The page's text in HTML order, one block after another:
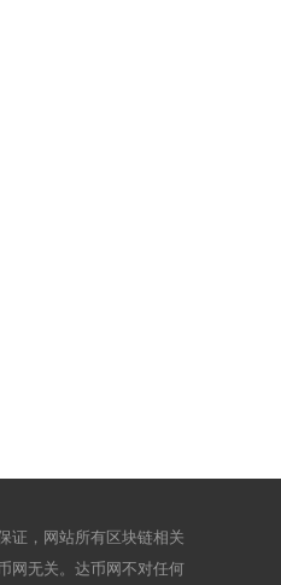
证，网站所有区块链相关
网无关。达币网不对任何